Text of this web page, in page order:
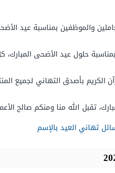
والموظفين بمناسبة عيد
حلول عيد الأضحى المبارك،
الكريم بأصدق التهاني لجميع
تقبل الله منا ومنكم صالح
تهاني العيد بالإسم